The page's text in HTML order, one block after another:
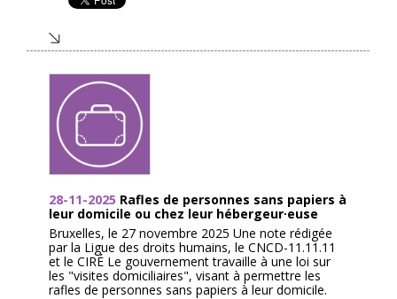
28-11-2025 Rafles de personnes sans papiers à
leur domicile ou chez leur hébergeur·euse
Bruxelles, le 27 novembre 2025 Une note rédigée
par la Ligue des droits humains, le CNCD-11.11.11
et le CIRÉ Le gouvernement travaille à une loi sur
les "visites domiciliaires", visant à permettre les
rafles de personnes sans papiers à leur domicile.